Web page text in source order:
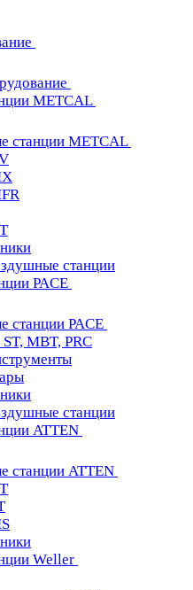
METCAL
станции METCAL
станции
PACE
станции PACE
MBT, PRC
станции
ATTEN
станции ATTEN
Weller